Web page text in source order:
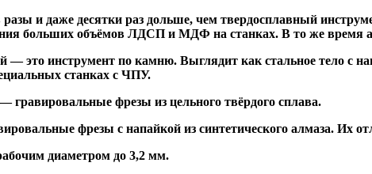
и даже десятки раз дольше, чем твердосплавный
больших объёмов ЛДСП и МДФ на станках. В то же время
— это инструмент по камню. Выглядит как стальное тело с
станках с ЧПУ.
гравировальные фрезы из цельного твёрдого сплава.
фрезы с напайкой из синтетического алмаза. Их
диаметром до 3,2 мм.